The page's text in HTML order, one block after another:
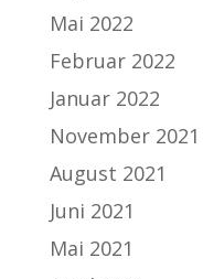
Mai 2022
Februar 2022
Januar 2022
November 2021
August 2021
Juni 2021
Mai 2021